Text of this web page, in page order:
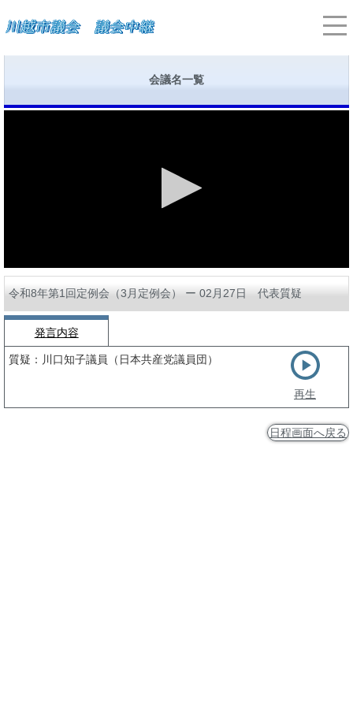
会議名一覧
令和8年第1回定例会（3月定例会） ー 02月27日 代表質疑
発言内容
質疑：川口知子議員（日本共産党議員団）
再生
日程画面へ戻る